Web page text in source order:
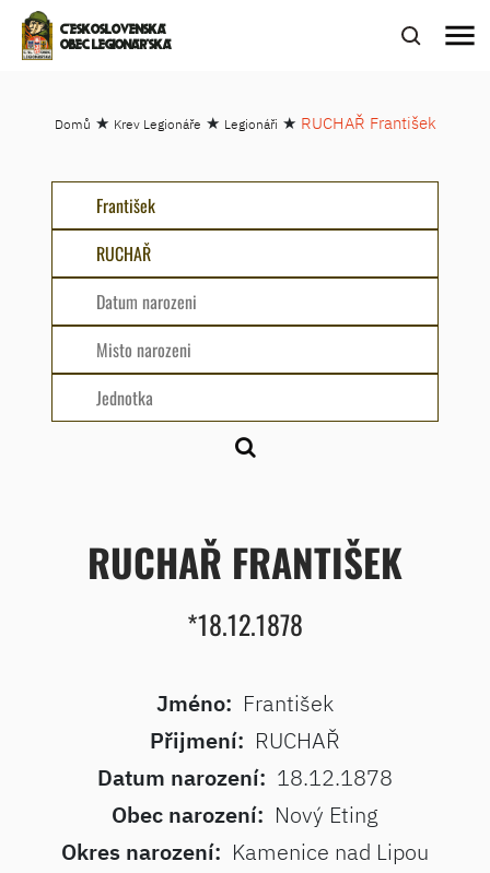
ČESKOSLOVENSKÁ
OBEC LEGIONÁŘSKÁ
menu
Domů ★ Krev Legionáře ★ Legionáři ★ RUCHAŘ František
RUCHAŘ FRANTIŠEK
*18.12.1878
Jméno: František
Přijmení: RUCHAŘ
Datum narození: 18.12.1878
Obec narození: Nový Eting
Okres narození: Kamenice nad Lipou